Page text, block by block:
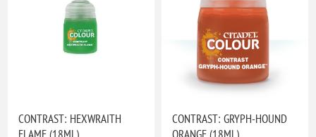
CONTRAST: HEXWRAITH
CONTRAST: GRYPH-HOUND